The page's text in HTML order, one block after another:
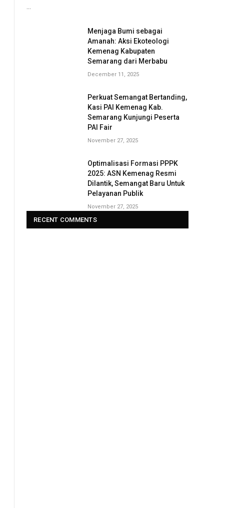
Menjaga Bumi sebagai
Amanah: Aksi Ekoteologi
Kemenag Kabupaten
Semarang dari Merbabu
December 11, 2025
Perkuat Semangat Bertanding,
Kasi PAI Kemenag Kab.
Semarang Kunjungi Peserta
PAI Fair
November 27, 2025
Optimalisasi Formasi PPPK
2025: ASN Kemenag Resmi
Dilantik, Semangat Baru Untuk
Pelayanan Publik
November 27, 2025
RECENT COMMENTS